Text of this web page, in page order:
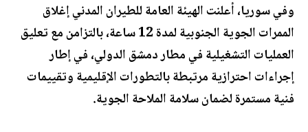
وفي سوريا، أعلنت الهيئة العامة للطيران المدني إغلاق
الممرات الجوية الجنوبية لمدة 12 ساعة، بالتزامن مع تعليق
العمليات التشغيلية في مطار دمشق الدولي، في إطار
إجراءات احترازية مرتبطة بالتطورات الإقليمية وتقييمات
فنية مستمرة لضمان سلامة الملاحة الجوية.